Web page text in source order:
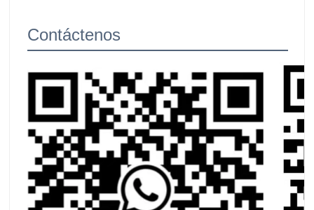
Contáctenos